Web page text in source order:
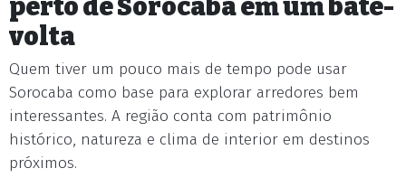
perto de Sorocaba em um bate-
volta
Quem tiver um pouco mais de tempo pode usar
Sorocaba como base para explorar arredores bem
interessantes. A região conta com patrimônio
histórico, natureza e clima de interior em destinos
próximos.